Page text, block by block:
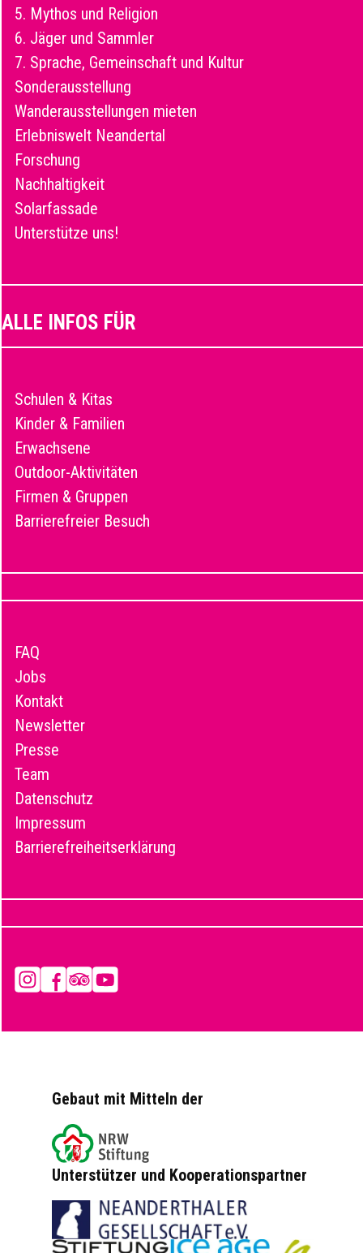
5. Mythos und Religion
6. Jäger und Sammler
7. Sprache, Gemeinschaft und Kultur
Sonderausstellung
Wanderausstellungen mieten
Erlebniswelt Neandertal
Forschung
Nachhaltigkeit
Solarfassade
Unterstütze uns!
ALLE INFOS FÜR
Schulen & Kitas
Kinder & Familien
Erwachsene
Outdoor-Aktivitäten
Firmen & Gruppen
Barrierefreier Besuch
FAQ
Jobs
Kontakt
Newsletter
Presse
Team
Datenschutz
Impressum
Barrierefreiheitserklärung
InstagramFacebook
Tripadvisor
YouTube
Gebaut mit Mitteln der
Unterstützer und Kooperationspartner